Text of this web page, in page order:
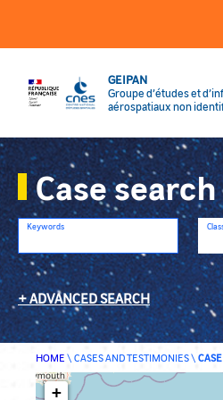
GEIPAN
Groupe d’études et
aérospatiaux non
Case search
Keywords
ADVANCED SEARCH
HOME \ CASES AND TESTIMONIES\
+